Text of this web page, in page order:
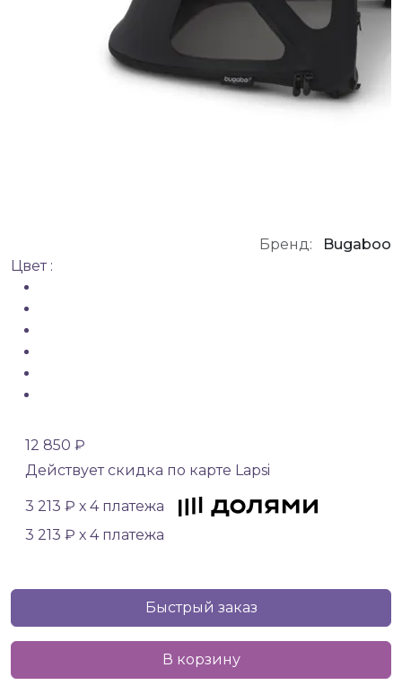
Бренд:
Bugaboo
Цвет :
12 850 ₽
Действует скидка по карте Lapsi
3 213 ₽ х 4 платежа
3 213 ₽ х 4 платежа
Быстрый заказ
В корзину